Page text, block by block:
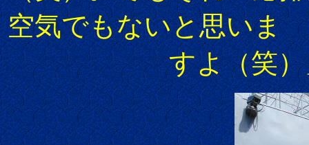
空気でもないと思いま
すよ（笑）